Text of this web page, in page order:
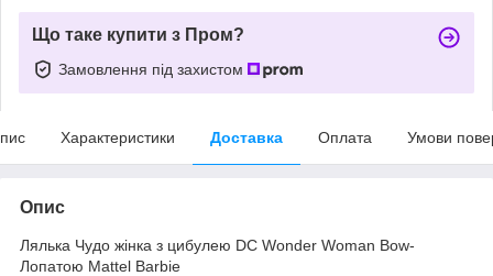
Що таке купити з Пром?
Замовлення під захистом
Характеристики Доставка Оплата Умови
Опис
Лялька Чудо жінка з цибулею DC Wonder Woman Bow-
Лопатою Mattel Barbie